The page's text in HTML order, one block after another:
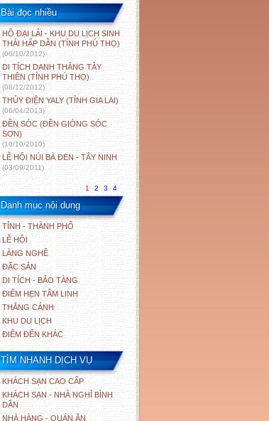
Bài đọc nhiều
HỒ ĐẠI LẢI - KHU DU LỊCH SINH
THÁI HẤP DẪN (TỈNH PHÚ THỌ)
(06/10/2012)
DI TÍCH DANH THẮNG TÂY
THIÊN (TỈNH PHÚ THỌ)
(08/12/2012)
THỦY ĐIỆN YALY (TỈNH GIA LAI)
(06/04/2013)
ĐỀN SÓC (ĐỀN GIÓNG SÓC
SƠN)
(10/10/2010)
LỄ HỘI NÚI BÀ ĐEN - TÂY NINH
(03/09/2011)
1 2 3 4
Danh mục nội dung
TỈNH - THÀNH PHỐ
LỄ HỘI
LÀNG NGHỀ
ĐẶC SẢN
DI TÍCH - BẢO TÀNG
ĐIỂM HẸN TÂM LINH
THẮNG CẢNH
KHU DU LỊCH
ĐIỂM ĐẾN KHÁC
TÌM NHANH DỊCH VỤ
KHÁCH SẠN CAO CẤP
KHÁCH SẠN - NHÀ NGHỈ BÌNH
DÂN
NHÀ HÀNG - QUÁN ĂN